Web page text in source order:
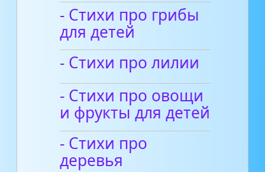
- Стихи про грибы
для детей
- Стихи про лилии
- Стихи про овощи
и фрукты для детей
- Стихи про
деревья